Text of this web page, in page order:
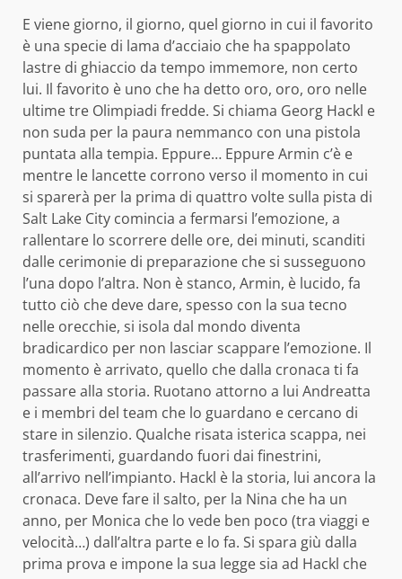
E viene giorno, il giorno, quel giorno in cui il favorito
è una specie di lama d’acciaio che ha spappolato
lastre di ghiaccio da tempo immemore, non certo
lui. Il favorito è uno che ha detto oro, oro, oro nelle
ultime tre Olimpiadi fredde. Si chiama Georg Hackl e
non suda per la paura nemmanco con una pistola
puntata alla tempia. Eppure… Eppure Armin c’è e
mentre le lancette corrono verso il momento in cui
si sparerà per la prima di quattro volte sulla pista di
Salt Lake City comincia a fermarsi l’emozione, a
rallentare lo scorrere delle ore, dei minuti, scanditi
dalle cerimonie di preparazione che si susseguono
l’una dopo l’altra. Non è stanco, Armin, è lucido, fa
tutto ciò che deve dare, spesso con la sua tecno
nelle orecchie, si isola dal mondo diventa
bradicardico per non lasciar scappare l’emozione. Il
momento è arrivato, quello che dalla cronaca ti fa
passare alla storia. Ruotano attorno a lui Andreatta
e i membri del team che lo guardano e cercano di
stare in silenzio. Qualche risata isterica scappa, nei
trasferimenti, guardando fuori dai finestrini,
all’arrivo nell’impianto. Hackl è la storia, lui ancora la
cronaca. Deve fare il salto, per la Nina che ha un
anno, per Monica che lo vede ben poco (tra viaggi e
velocità…) dall’altra parte e lo fa. Si spara giù dalla
prima prova e impone la sua legge sia ad Hackl che